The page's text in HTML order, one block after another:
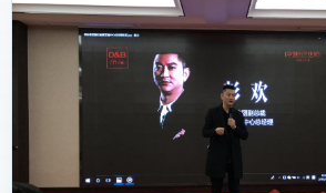
家居风水 家居欣赏
时尚饰家 装修设计